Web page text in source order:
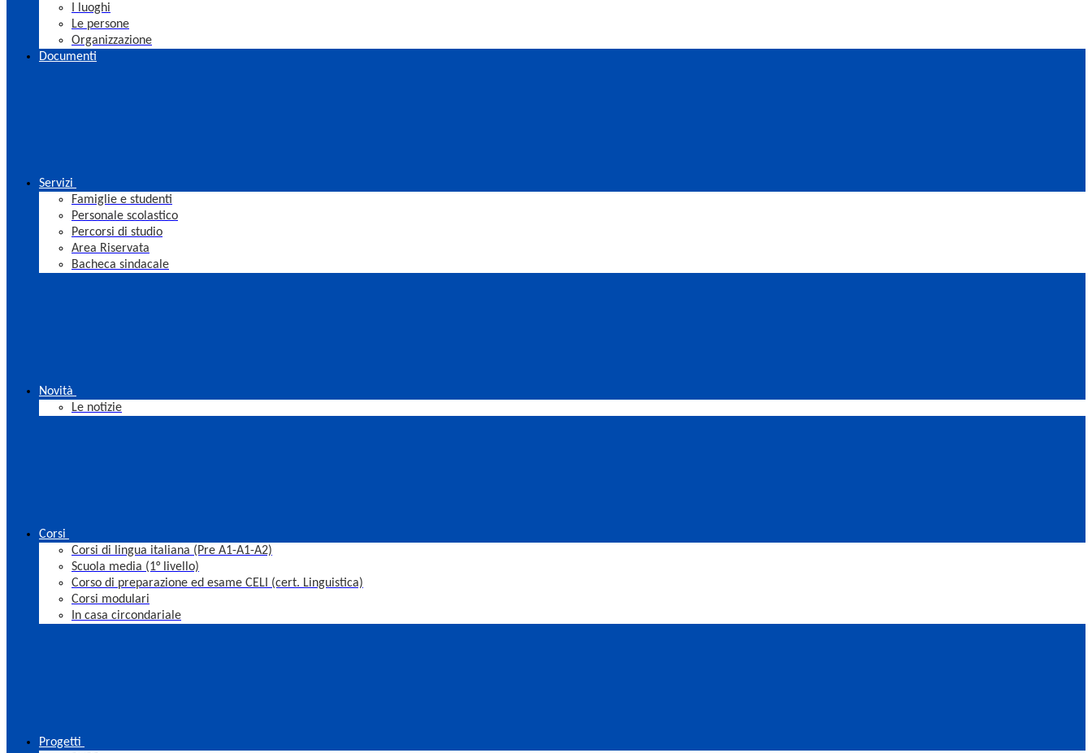
I luoghi
Le persone
Organizzazione
Documenti
Servizi
Famiglie e studenti
Personale scolastico
Percorsi di studio
Area Riservata
Bacheca sindacale
Novità
Le notizie
Corsi
Corsi di lingua italiana (Pre A1-A1-A2)
Scuola media (1° livello)
Corso di preparazione ed esame CELI (cert. Linguistica)
Corsi modulari
In casa circondariale
Progetti